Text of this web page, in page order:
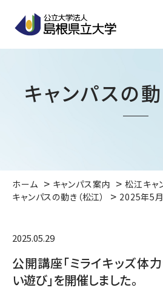
キャンパスの動
ホーム キャンパス案内
松江キャ
キャンパスの動き（松江）
2025年5
2025.05.29
公開講座「ミライキッズ体
い遊び」を開催しました。